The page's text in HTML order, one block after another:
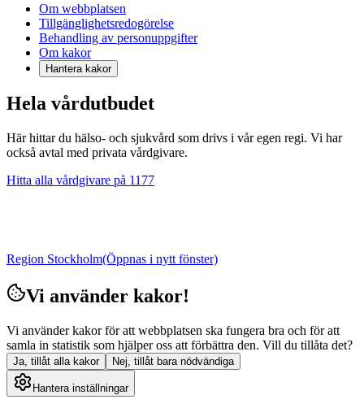
Om webbplatsen
Tillgänglighetsredogörelse
Behandling av personuppgifter
Om kakor
Hantera kakor
Hela vårdutbudet
Här hittar du hälso- och sjukvård som drivs i vår egen regi. Vi har
också avtal med privata vårdgivare.
Hitta alla vårdgivare på 1177
Region Stockholm(Öppnas i nytt fönster)
Vi använder kakor!
Vi använder kakor för att webbplatsen ska fungera bra och för att
samla in statistik som hjälper oss att förbättra den. Vill du tillåta det?
Ja, tillåt alla kakor Nej, tillåt bara nödvändiga
Hantera inställningar